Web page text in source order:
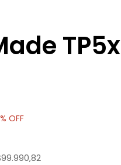
TP5x
% OFF